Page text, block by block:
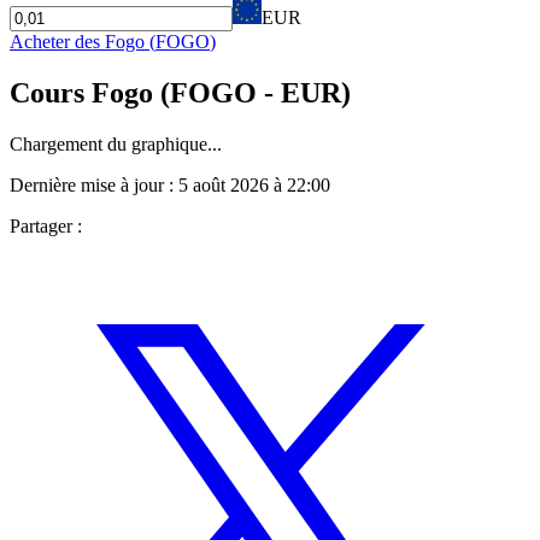
EUR
Acheter des Fogo (FOGO)
Cours Fogo (FOGO - EUR)
Chargement du graphique...
Dernière mise à jour : 5 août 2026 à 22:00
Partager :